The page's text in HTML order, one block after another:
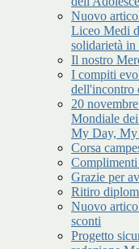
Nuovo
Liceo Medi
solidarietà in
Il nostro
I compiti
dell'incontro
20
Mondiale
My Day, My
Corsa
Grazie per
Ritiro
Nuovo
sconti
Progetto